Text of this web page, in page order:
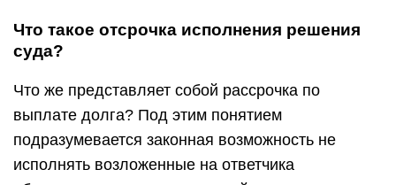
Что такое отсрочка исполнения решения
суда?
Что же представляет собой рассрочка по
выплате долга? Под этим понятием
подразумевается законная возможность не
исполнять возложенные на ответчика